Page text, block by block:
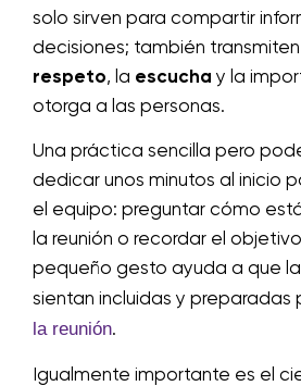
solo sirven para compartir
decisiones; también
respeto, la escucha y la
otorga a las personas.
Una práctica sencilla pero
dedicar unos minutos al inicio
el equipo: preguntar cómo
la reunión o recordar el
pequeño gesto ayuda a que
sientan incluidas y preparadas
la reunión.
Igualmente importante es el